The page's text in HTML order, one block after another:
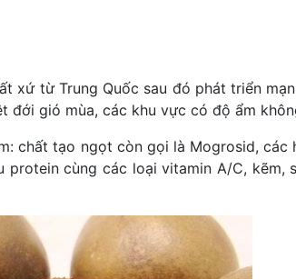
xứ từ Trung Quốc sau đó phát triển
gió mùa, các khu vực có độ ẩm
chất tạo ngọt còn gọi là Mogrosid,
cùng các loại vitamin A/C,